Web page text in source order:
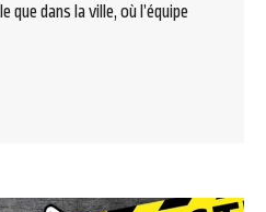
que dans la ville, où l’équipe